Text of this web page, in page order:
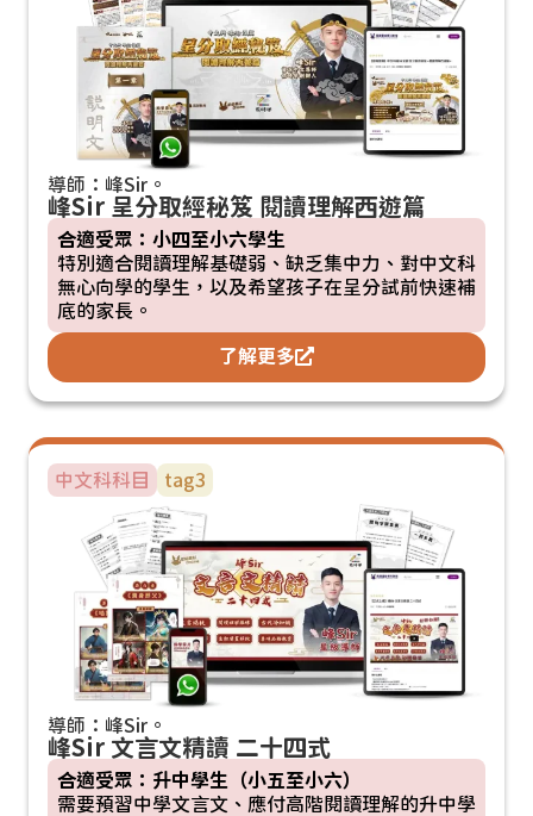
導師：峰Sir。
峰Sir 呈分取經秘笈 閱讀理解西遊篇
合適受眾：小四至小六學生
特別適合閱讀理解基礎弱、缺乏集中力、對中文科
無心向學的學生，以及希望孩子在呈分試前快速補
底的家長。
了解更多
中文科科目 tag3
導師：峰Sir。
峰Sir 文言文精讀 二十四式
合適受眾：升中學生（小五至小六）
需要預習中學文言文、應付高階閱讀理解的升中學